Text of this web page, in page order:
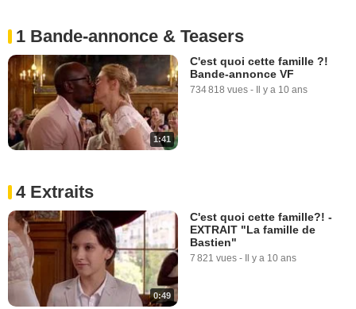
1 Bande-annonce & Teasers
1:41
C'est quoi cette famille ?!
Bande-annonce VF
734 818 vues - Il y a 10 ans
4 Extraits
0:49
C'est quoi cette famille?! -
EXTRAIT "La famille de
Bastien"
7 821 vues - Il y a 10 ans